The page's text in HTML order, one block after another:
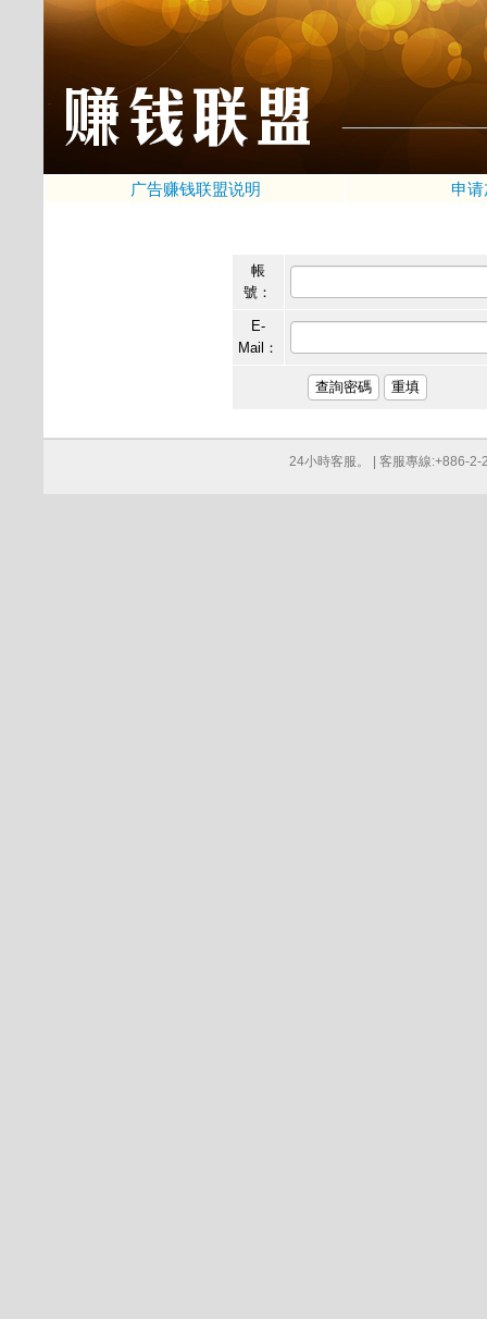
广告赚钱联盟说明 申
帳
號：
E-
Mail：
24小時客服。 | 客服專線:+886-